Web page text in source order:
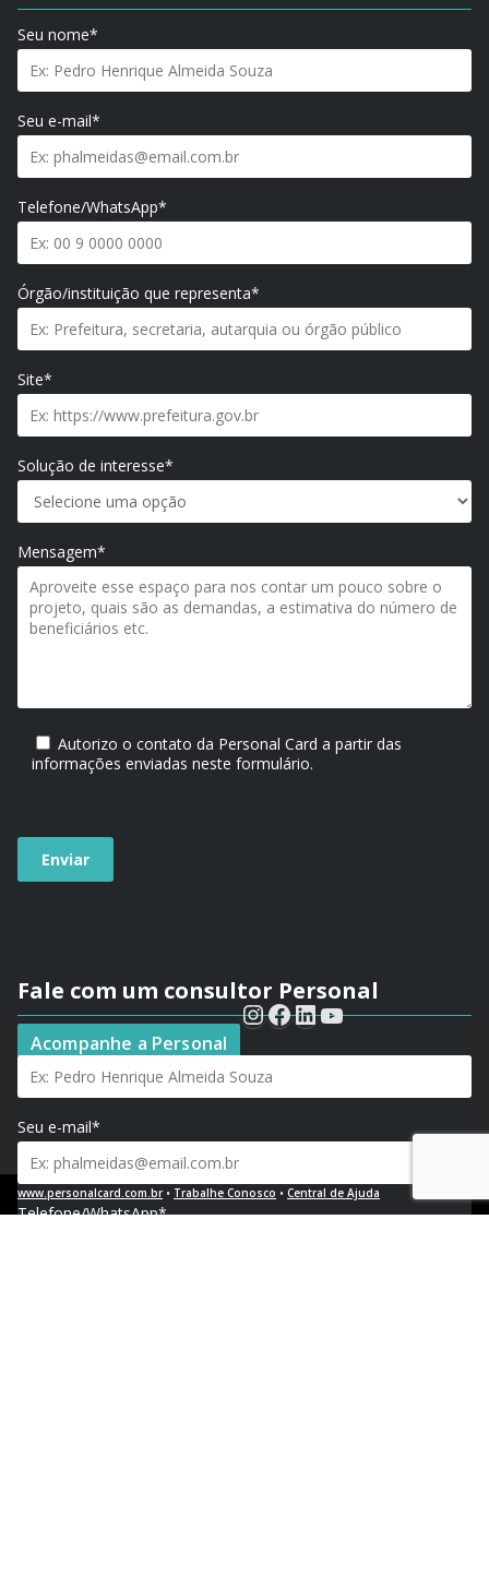
Seu nome*
Seu e-mail*
Telefone/WhatsApp*
Órgão/instituição que representa*
Site*
Solução de interesse*
Mensagem*
Autorizo o contato da Personal Card a partir das
informações enviadas neste formulário.
Fale com um consultor Personal
Seu nome*
Seu e-mail*
Telefone/WhatsApp*
Acompanhe a Personal
www.personalcard.com.br• Trabalhe Conosco • Central de Ajuda